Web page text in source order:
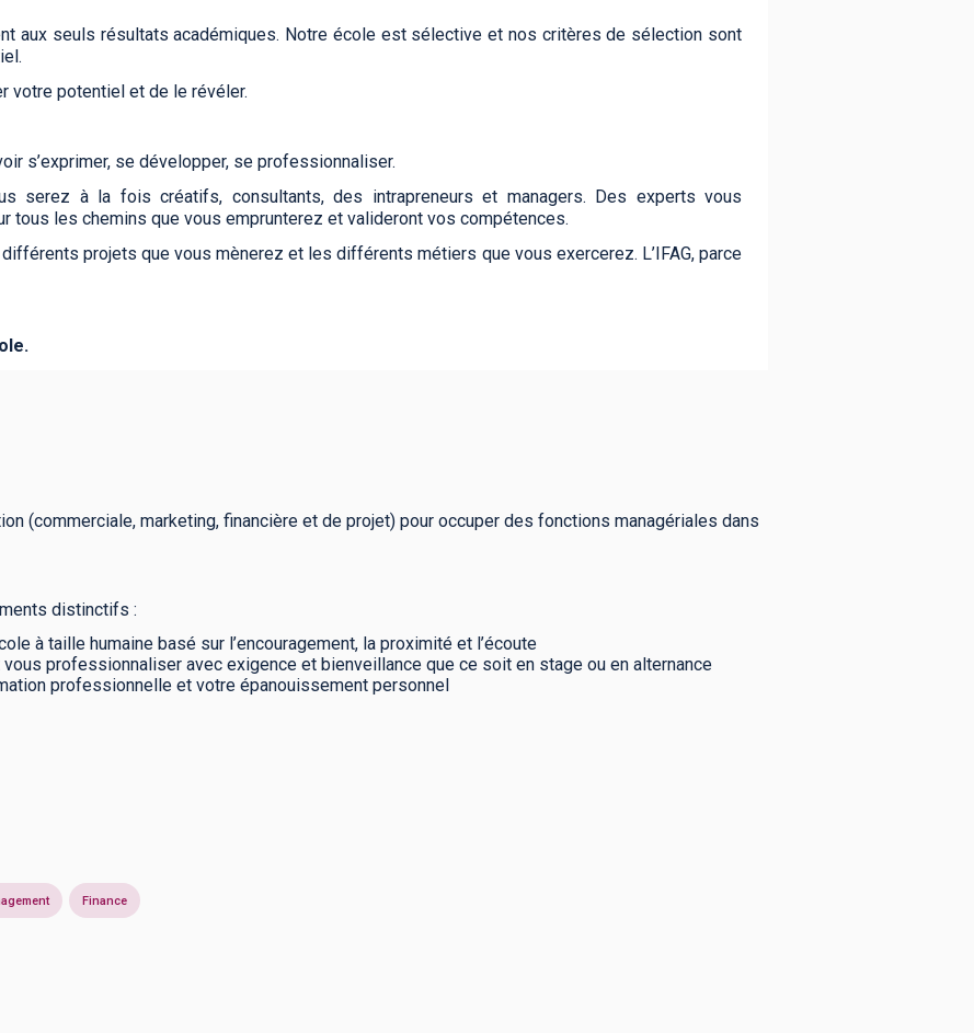
aux seuls résultats académiques. Notre école est sélective et nos critères de sélection sont
votre potentiel et de le révéler.
s’exprimer, se développer, se professionnaliser.
serez à la fois créatifs, consultants, des intrapreneurs et managers. Des experts vous
tous les chemins que vous emprunterez et valideront vos compétences.
projets que vous mènerez et les différents métiers que vous exercerez. L’IFAG, parce
(commerciale, marketing, financière et de projet) pour occuper des fonctions managériales dans
distinctifs :
à taille humaine basé sur l’encouragement, la proximité et l’écoute
professionnaliser avec exigence et bienveillance que ce soit en stage ou en alternance
professionnelle et votre épanouissement personnel
Finance